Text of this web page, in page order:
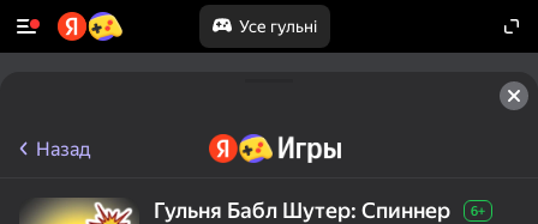
Усе гульні
Назад
Гульня Бабл Шутер: Спиннер 6+